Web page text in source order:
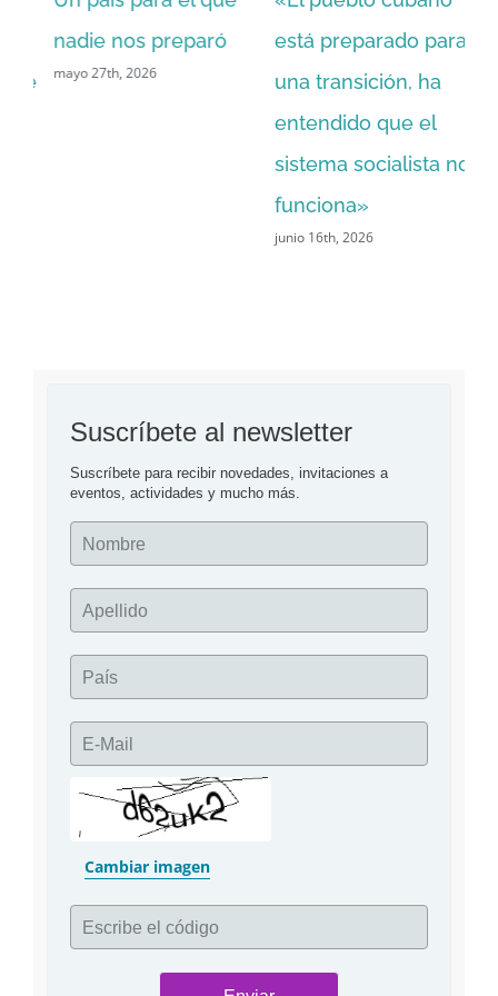
nadie nos preparó
mayo 27th, 2026
está preparado para
una transición, ha
entendido que el
sistema socialista no
funciona»
junio 16th, 2026
Suscríbete al newsletter
Suscríbete para recibir novedades, invitaciones a
eventos, actividades y mucho más.
Nombre
Apellido
País
E-Mail
Cambiar imagen
Escribe el código